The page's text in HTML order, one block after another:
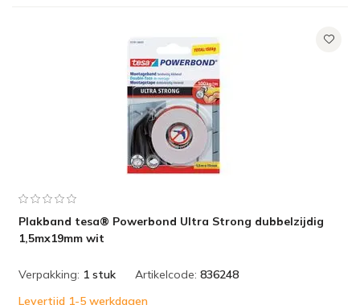
Plakband tesa® Powerbond Ultra Strong dubbelzijdig
1,5mx19mm wit
Verpakking: 1 stuk Artikelcode: 836248
Levertijd 1-5 werkdagen